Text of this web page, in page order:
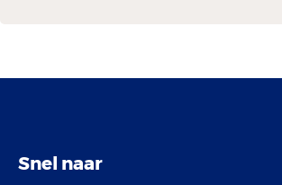
Snel naar